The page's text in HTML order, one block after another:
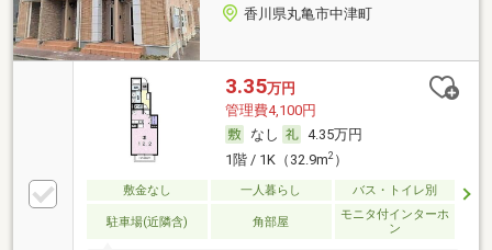
香川県丸亀市中津町
3.35万円
管理費4,100円
なし
4.35万円
1階 / 1K（32.9m2）
敷金なし 一人暮らし バス・トイレ別
駐車場(近隣含) 角部屋
モニタ付インターホ
ン